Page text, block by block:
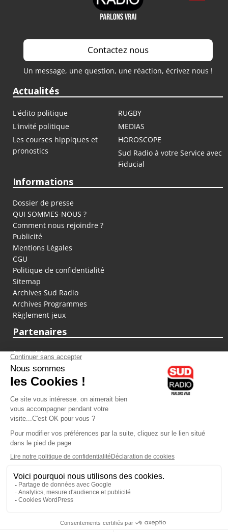
Contactez nous
Un message, une question, une réaction, écrivez nous !
Actualités
L'édito politique
RUGBY
L'invité politique
MEDIAS
Les courses hippiques et
pronostics
HOROSCOPE
Sud Radio à votre Service avec
Fiducial
Informations
Dossier de presse
QUI SOMMES-NOUS ?
Comment nous rejoindre ?
Publicité
Mentions Légales
CGU
Politique de confidentialité
Sitemap
Archives Sud Radio
Archives Programmes
Règlement jeux
Partenaires
fiducial.fr
lyoncapitale.fr
olympique-et-lyonnais.com
L'application Iphone / Android
Téléchargez l'application
Les cookies
Gestion des cookies
Crédit photos : ©Sud Radio / Pierre Olivier